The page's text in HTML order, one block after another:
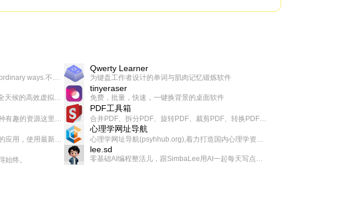
Showcase & host your work in extraordinary ways.不限速文件分享，托管，建站平台
Qwerty Learner
为键盘工作者设计的单词与肌肉记忆锻炼软件
您的智能AI助手解决方案。提供24/7全天候的高效虚拟员工服务，助力个人和组织提升生产力、激发创新潜能。
tinyeraser
免费，批量，快速，一键换背景的桌面软件
在线工具，在线游戏，电影，小说各种有趣的资源这里都有
PDF工具箱
合并PDF、拆分PDF、旋转PDF、裁剪PDF、转换PDF、加密PDF、解密PDF、PDF加水印等多种PDF处理功能
这是一款能帮助你快速构建个人网站的应用，使用最新的前端技术栈，集成登录、鉴权、手机、邮箱、数据库、博客、文章、支付等等网站所需要的功能，你只需要花几个小时开发你的核心功能就可以上线，一次购买，永久拥有
心理学网址导航
心理学网址导航(psyhhub.org),着力打造国内心理学资源平台，是一个心理学网址资源大全，提供心理学学习,心理学考研,英语自学,计算机自学等众多学习内容。
始终。
lee.sd
零基础AI编程整活儿，跟SimbaLee用AI一起每天写点儿好玩儿的！iSay中每天还会有鲜吐槽、财经快讯、抽奖福利。喜欢就在页面“点赞”，不喜欢可以“点呸”喔！